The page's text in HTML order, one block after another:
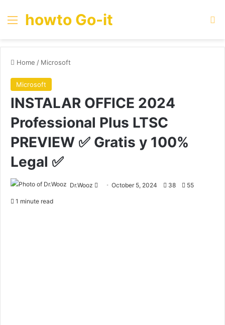
Menu
howto Go-it
Home / Microsoft
Microsoft
INSTALAR OFFICE 2024
Professional Plus LTSC
PREVIEW ✅ Gratis y 100%
Legal ✅
Dr.Wooz
SendOctober 5, 2024 38 55
1 minute read